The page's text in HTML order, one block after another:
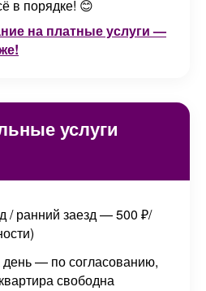
в порядке! 😊
на платные услуги —
услуги
/ ранний заезд — 500 ₽/
— по согласованию,
свободна